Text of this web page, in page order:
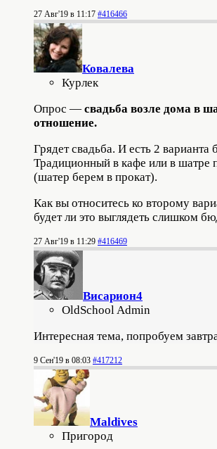
27 Авг'19 в 11:17 #416466
Ковалева
Курлек
Опрос — свадьба возле дома в
отношение.
Грядет свадьба. И есть 2 варианта
Традиционный в кафе или в шатре
(шатер берем в прокат).
Как вы относитесь ко второму
будет ли это выглядеть слишком
27 Авг'19 в 11:29 #416469
Висариoн4
OldSchool Admin
Интересная тема, попробуем
9 Сен'19 в 08:03 #417212
Maldives
Пригород